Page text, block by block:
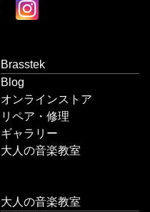
Brasstek
Blog
オンラインストア
リペア・修理
ギャラリー
大人の音楽教室
大人の音楽教室